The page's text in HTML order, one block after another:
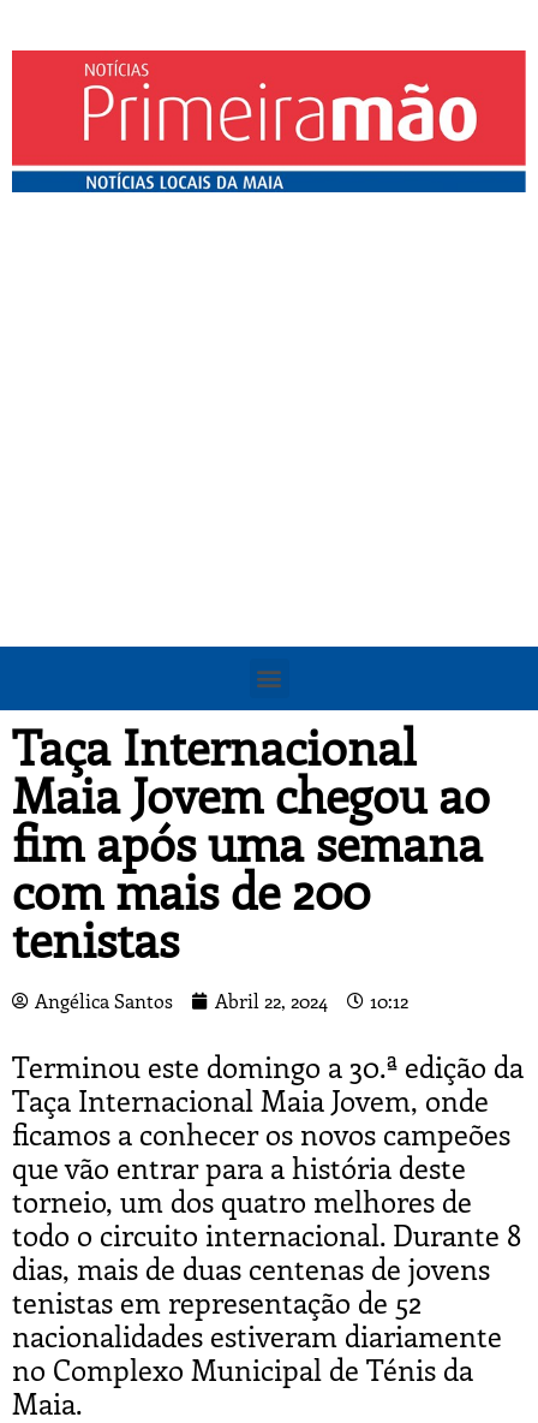
Taça Internacional
Maia Jovem chegou ao
fim após uma semana
com mais de 200
tenistas
Angélica Santos Abril 22, 2024 10:12
Terminou este domingo a 30.ª edição da
Taça Internacional Maia Jovem, onde
ficamos a conhecer os novos campeões
que vão entrar para a história deste
torneio, um dos quatro melhores de
todo o circuito internacional. Durante 8
dias, mais de duas centenas de jovens
tenistas em representação de 52
nacionalidades estiveram diariamente
no Complexo Municipal de Ténis da
Maia.